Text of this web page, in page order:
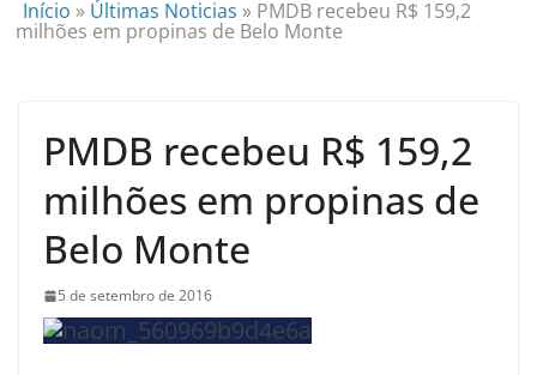
Início » Últimas Noticias » PMDB recebeu R$ 159,2
milhões em propinas de Belo Monte
PMDB recebeu R$ 159,2
milhões em propinas de
Belo Monte
5 de setembro de 2016